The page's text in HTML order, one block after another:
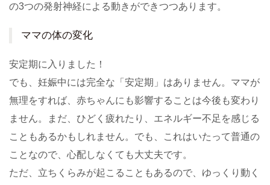
の3つの発射神経による動きができつつあります。
ママの体の変化
安定期に入りました！
でも、妊娠中には完全な「安定期」はありません。ママが
無理をすれば、赤ちゃんにも影響することは今後も変わり
ません。まだ、ひどく疲れたり、エネルギー不足を感じる
こともあるかもしれません。でも、これはいたって普通の
ことなので、心配しなくても大丈夫です。
ただ、立ちくらみが起こることもあるので、ゆっくり動く